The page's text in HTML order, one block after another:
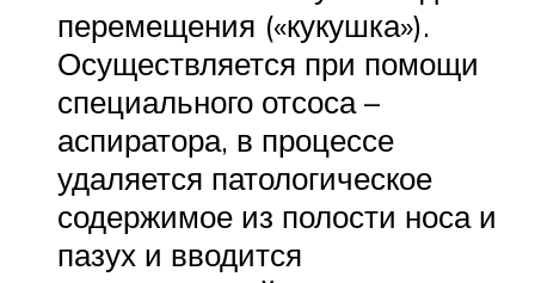
перемещения («кукушка»).
Осуществляется при помощи
специального отсоса –
аспиратора, в процессе
удаляется патологическое
содержимое из полости носа и
пазух и вводится